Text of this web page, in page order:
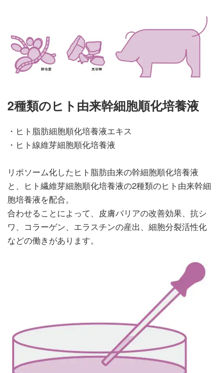
2種類のヒト由来幹細胞順化培養液
・ヒト脂肪細胞順化培養液エキス
・ヒト線維芽細胞順化培養液
リポソーム化したヒト脂肪由来の幹細胞順化培養液
と、ヒト繊維芽細胞順化培養液の2種類のヒト由来幹細
胞培養液を配合。
合わせることによって、皮膚バリアの改善効果、抗シ
ワ、コラーゲン、エラスチンの産出、細胞分裂活性化
などの働きがあります。